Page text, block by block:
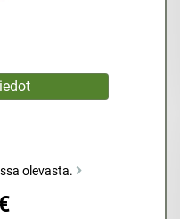
olevasta.